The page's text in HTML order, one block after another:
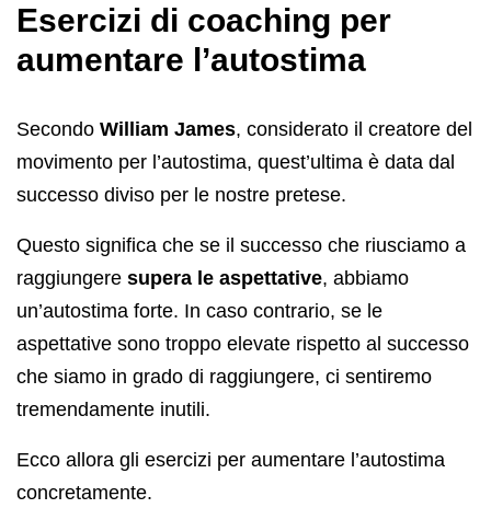
Esercizi di coaching per
aumentare l’autostima
Secondo William James, considerato il creatore del
movimento per l’autostima, quest’ultima è data dal
successo diviso per le nostre pretese.
Questo significa che se il successo che riusciamo a
raggiungere supera le aspettative, abbiamo
un’autostima forte. In caso contrario, se le
aspettative sono troppo elevate rispetto al successo
che siamo in grado di raggiungere, ci sentiremo
tremendamente inutili.
Ecco allora gli esercizi per aumentare l’autostima
concretamente.